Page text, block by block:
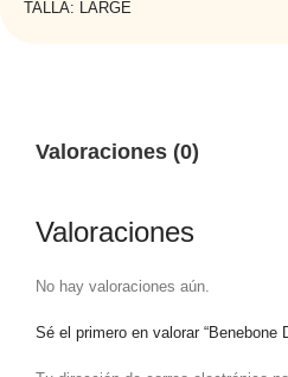
TALLA: LARGE
Valoraciones (0)
Valoraciones
No hay valoraciones aún.
Sé el primero en valorar “Benebone